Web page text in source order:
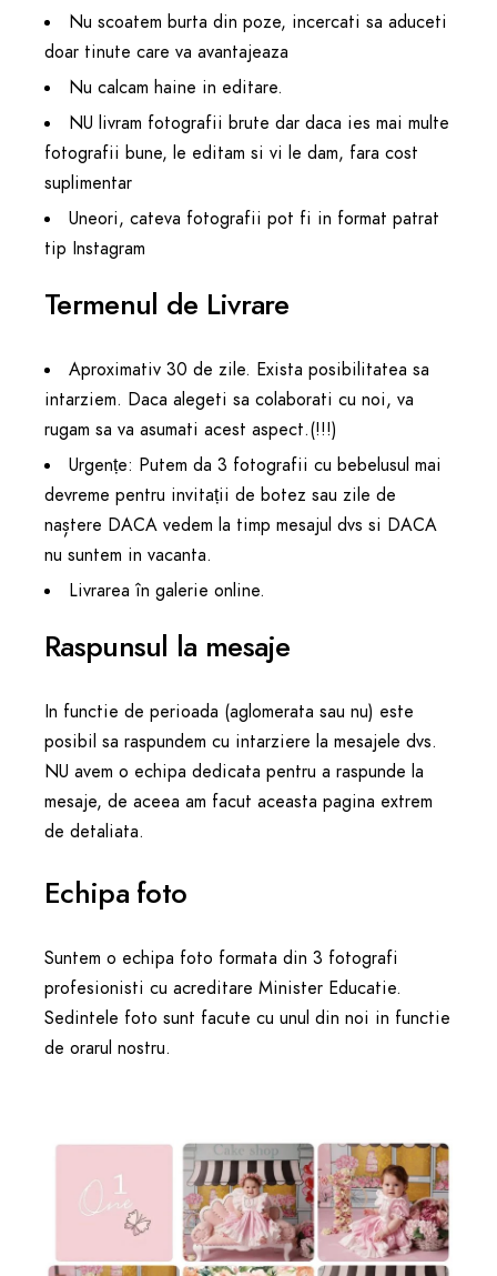
Nu scoatem burta din poze, incercati sa aduceti
doar tinute care va avantajeaza
Nu calcam haine in editare.
NU livram fotografii brute dar daca ies mai multe
fotografii bune, le editam si vi le dam, fara cost
suplimentar
Uneori, cateva fotografii pot fi in format patrat
tip Instagram
Termenul de Livrare
Aproximativ 30 de zile. Exista posibilitatea sa
intarziem. Daca alegeti sa colaborati cu noi, va
rugam sa va asumati acest aspect.(!!!)
Urgențe: Putem da 3 fotografii cu bebelusul mai
devreme pentru invitații de botez sau zile de
naștere DACA vedem la timp mesajul dvs si DACA
nu suntem in vacanta.
Livrarea în galerie online.
Raspunsul la mesaje
In functie de perioada (aglomerata sau nu) este
posibil sa raspundem cu intarziere la mesajele dvs.
NU avem o echipa dedicata pentru a raspunde la
mesaje, de aceea am facut aceasta pagina extrem
de detaliata.
Echipa foto
Suntem o echipa foto formata din 3 fotografi
profesionisti cu acreditare Minister Educatie.
Sedintele foto sunt facute cu unul din noi in functie
de orarul nostru.